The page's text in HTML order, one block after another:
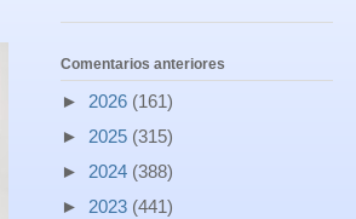
Comentarios anteriores
► 2026 (161)
► 2025 (315)
► 2024 (388)
► 2023 (441)